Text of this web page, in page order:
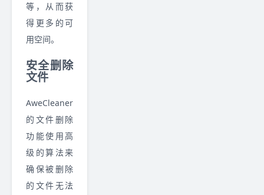
等，从而获
得更多的可
用空间。
安全删除
文件
AweCleaner
的文件删除
功能使用高
级的算法来
确保被删除
的文件无法